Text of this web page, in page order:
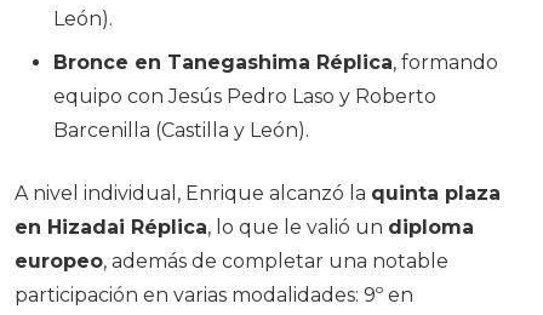
León).
Bronce en Tanegashima Réplica, formando
equipo con Jesús Pedro Laso y Roberto
Barcenilla (Castilla y León).
A nivel individual, Enrique alcanzó la quinta plaza
en Hizadai Réplica, lo que le valió un diploma
europeo, además de completar una notable
participación en varias modalidades: 9º en